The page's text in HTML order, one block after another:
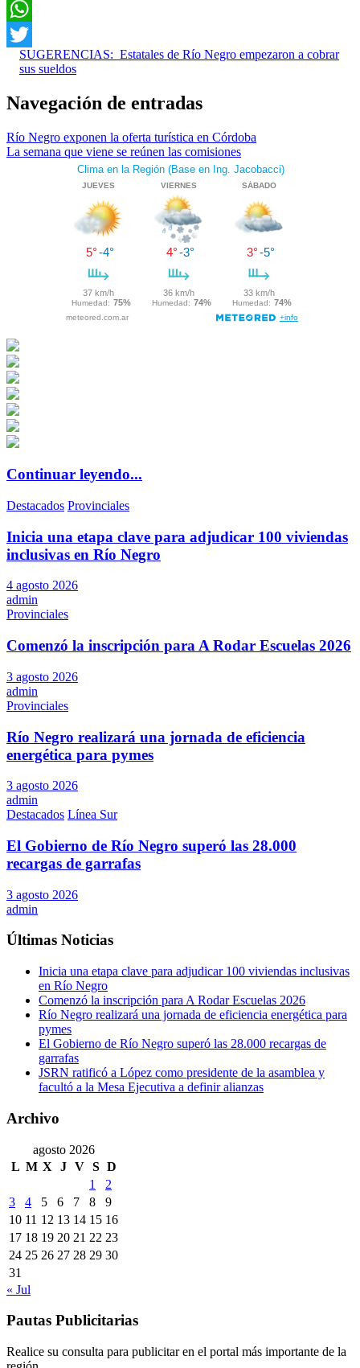
Facebook
WhatsApp
Twitter
SUGERENCIAS: Estatales de Río Negro empezaron a cobrar
sus sueldos
Navegación de entradas
Río Negro exponen la oferta turística en Córdoba
La semana que viene se reúnen las comisiones
Continuar leyendo...
Destacados Provinciales
Inicia una etapa clave para adjudicar 100 viviendas
inclusivas en Río Negro
4 agosto 2026
admin
Provinciales
Comenzó la inscripción para A Rodar Escuelas 2026
3 agosto 2026
admin
Provinciales
Río Negro realizará una jornada de eficiencia
energética para pymes
3 agosto 2026
admin
Destacados Línea Sur
El Gobierno de Río Negro superó las 28.000
recargas de garrafas
3 agosto 2026
admin
Últimas Noticias
Inicia una etapa clave para adjudicar 100 viviendas inclusivas
en Río Negro
Comenzó la inscripción para A Rodar Escuelas 2026
Río Negro realizará una jornada de eficiencia energética para
pymes
El Gobierno de Río Negro superó las 28.000 recargas de
garrafas
JSRN ratificó a López como presidente de la asamblea y
facultó a la Mesa Ejecutiva a definir alianzas
Archivo
agosto 2026
L M X J V S D
1
2
3
4 5 6 7 8
9
10 11 12 13 14 15 16
17 18 19 20 21 22 23
24 25 26 27 28 29 30
31
« Jul
Pautas Publicitarias
Realice su consulta para publicitar en el portal más importante de la